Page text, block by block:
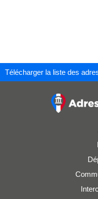
Télécharger la liste des